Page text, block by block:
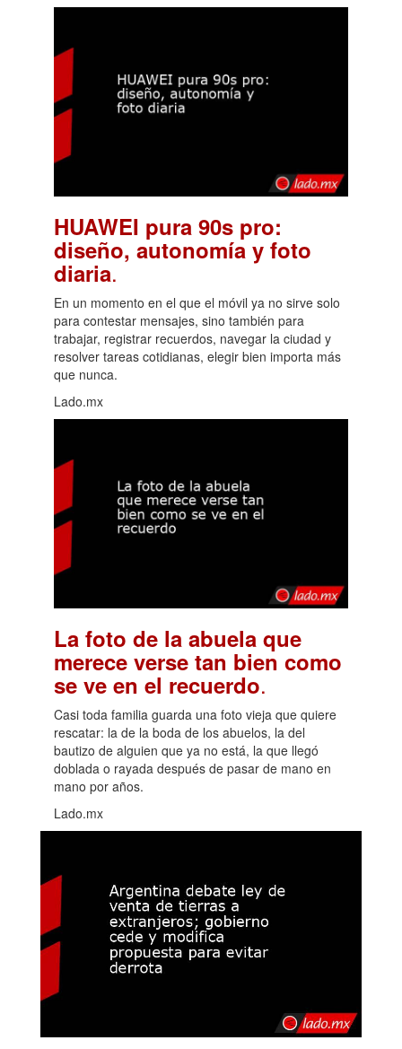
HUAWEI pura 90s pro:
diseño, autonomía y foto
diaria.
En un momento en el que el móvil ya no sirve solo
para contestar mensajes, sino también para
trabajar, registrar recuerdos, navegar la ciudad y
resolver tareas cotidianas, elegir bien importa más
que nunca.
Lado.mx
La foto de la abuela que
merece verse tan bien como
se ve en el recuerdo.
Casi toda familia guarda una foto vieja que quiere
rescatar: la de la boda de los abuelos, la del
bautizo de alguien que ya no está, la que llegó
doblada o rayada después de pasar de mano en
mano por años.
Lado.mx